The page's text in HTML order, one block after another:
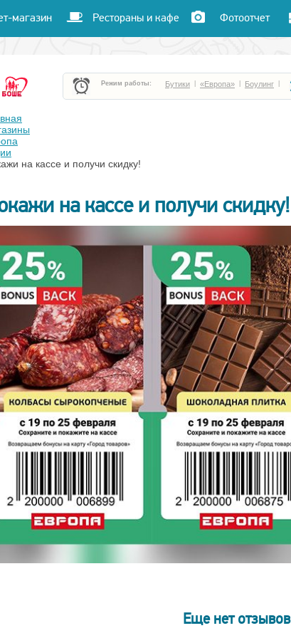
магазин Рестораны и кафе Фотоотчет
Режим работы: Бутики «Европа» Боулинг
на кассе и получи скидку!
на кассе и получи скидку!
Еще нет отзывов